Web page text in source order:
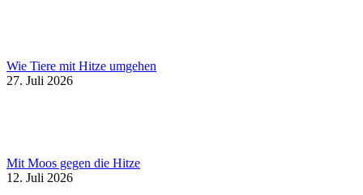
Wie Tiere mit Hitze umgehen
27. Juli 2026
Mit Moos gegen die Hitze
12. Juli 2026